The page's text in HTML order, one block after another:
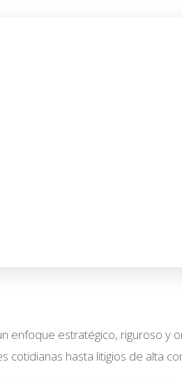
estratégico, riguroso y
hasta litigios de alta